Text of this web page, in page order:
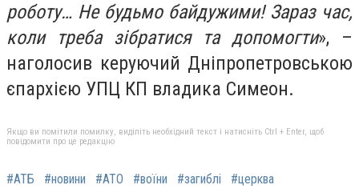
роботу… Не будьмо байдужими! Зараз час,
коли треба зібратися та допомогти», –
наголосив керуючий Дніпропетровською
єпархією УПЦ КП владика Симеон.
Якщо ви помітили помилку, виділіть необхідний текст і натисніть Ctrl + Enter, щоб
повідомити про це редакцію
#АТБ #новини #АТО #воїни #загиблі #церква